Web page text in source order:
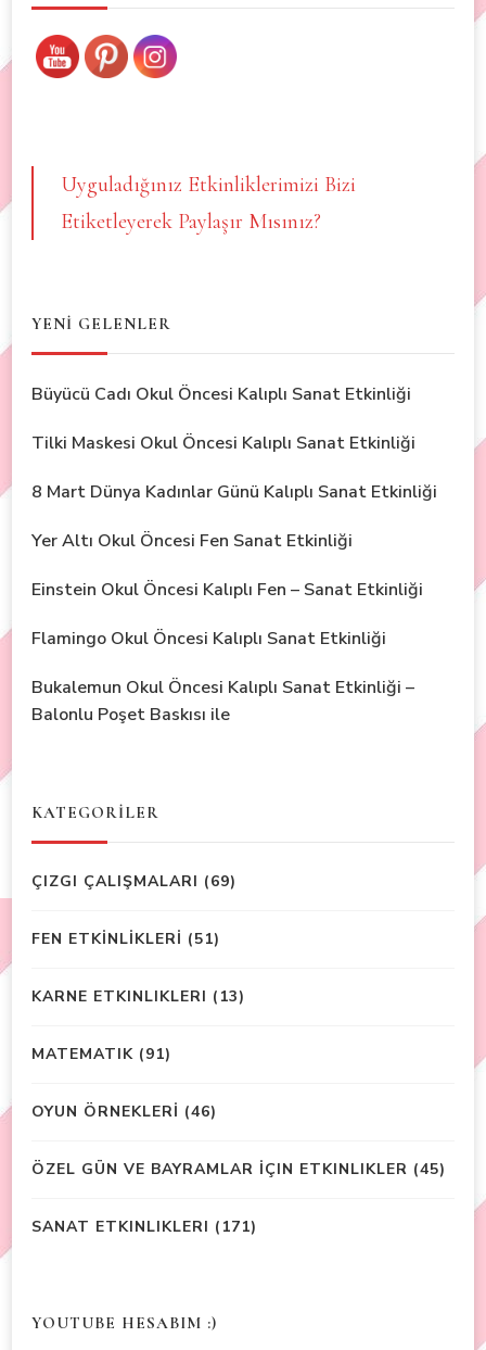
Uyguladığınız Etkinliklerimizi Bizi
Etiketleyerek Paylaşır Mısınız?
YENİ GELENLER
Büyücü Cadı Okul Öncesi Kalıplı Sanat Etkinliği
Tilki Maskesi Okul Öncesi Kalıplı Sanat Etkinliği
8 Mart Dünya Kadınlar Günü Kalıplı Sanat Etkinliği
Yer Altı Okul Öncesi Fen Sanat Etkinliği
Einstein Okul Öncesi Kalıplı Fen – Sanat Etkinliği
Flamingo Okul Öncesi Kalıplı Sanat Etkinliği
Bukalemun Okul Öncesi Kalıplı Sanat Etkinliği –
Balonlu Poşet Baskısı ile
KATEGORİLER
ÇIZGI ÇALIŞMALARI (69)
FEN ETKİNLİKLERİ (51)
KARNE ETKINLIKLERI (13)
MATEMATIK (91)
OYUN ÖRNEKLERİ (46)
ÖZEL GÜN VE BAYRAMLAR İÇIN ETKINLIKLER (45)
SANAT ETKINLIKLERI (171)
YOUTUBE HESABIM :)